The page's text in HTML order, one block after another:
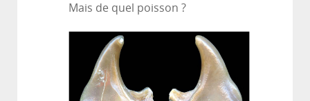
Mais de quel poisson ?